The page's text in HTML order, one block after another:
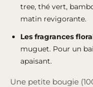
tree, thé vert,
matin revigorante.
Les fragrances
muguet. Pour un
apaisant.
Une petite bougie